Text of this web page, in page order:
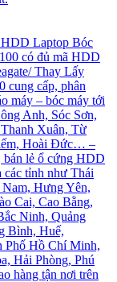
Laptop Bóc
có đủ mã HDD
Thay Lấy
cung cấp, phân
máy – bóc máy tới
Anh, Sóc Sơn,
Xuân, Từ
Hoài Đức… –
bán lẻ ổ cứng HDD
các tỉnh như Thái
Hưng Yên,
Cai, Cao Bằng,
Ninh, Quảng
Bình, Huế,
Phố Hồ Chí Minh,
Hải Phòng, Phú
hàng tận nơi trên